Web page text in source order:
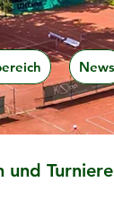
News
und Turniere